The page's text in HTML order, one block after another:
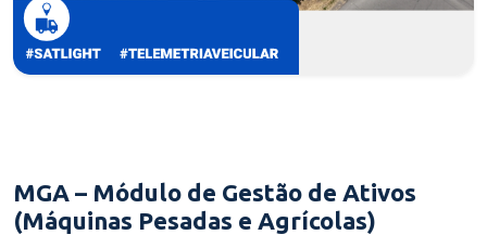
MGA – Módulo de Gestão de Ativos
(Máquinas Pesadas e Agrícolas)